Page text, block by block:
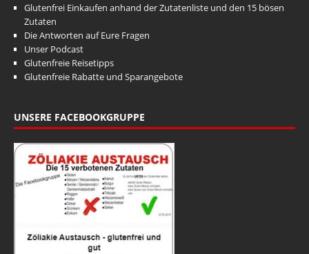
Glutenfrei Einkaufen anhand der Zutatenliste und den 15 bösen
Zutaten
Die Antworten auf Eure Fragen
Unser Podcast
Glutenfreie Reisetipps
Glutenfreie Rabatte und Sparangebote
UNSERE FACEBOOKGRUPPE